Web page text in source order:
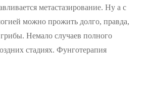
метастазирование. Ну а с
можно прожить долго, правда,
Немало случаев полного
стадиях. Фунготерапия